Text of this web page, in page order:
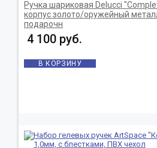
Ручка шариковая Delucci
корпус золото/оружейный
подарочн
4 100 руб.
В КОРЗИНУ